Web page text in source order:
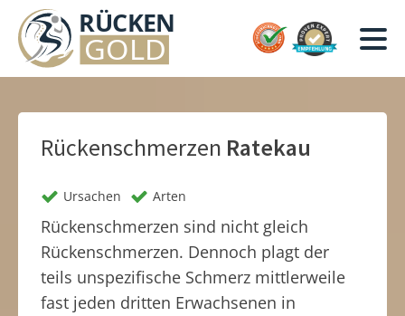
Rückenschmerzen Ratekau
Ursachen Arten
Rückenschmerzen sind nicht gleich
Rückenschmerzen. Dennoch plagt der
teils unspezifische Schmerz mittlerweile
fast jeden dritten Erwachsenen in